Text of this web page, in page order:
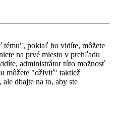
pokiaľ ho vidíte, môžete
na prvé miesto v prehľadu
administrátor túto možnosť
môžete "oživiť" taktiež
dbajte na to, aby ste